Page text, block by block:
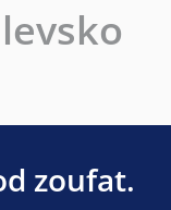
zoufat.